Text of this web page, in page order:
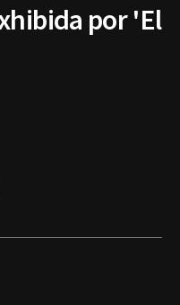
por 'El